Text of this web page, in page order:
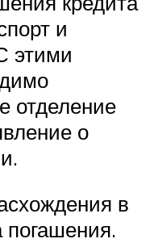
и
этими
отделение
о
в
погашения.